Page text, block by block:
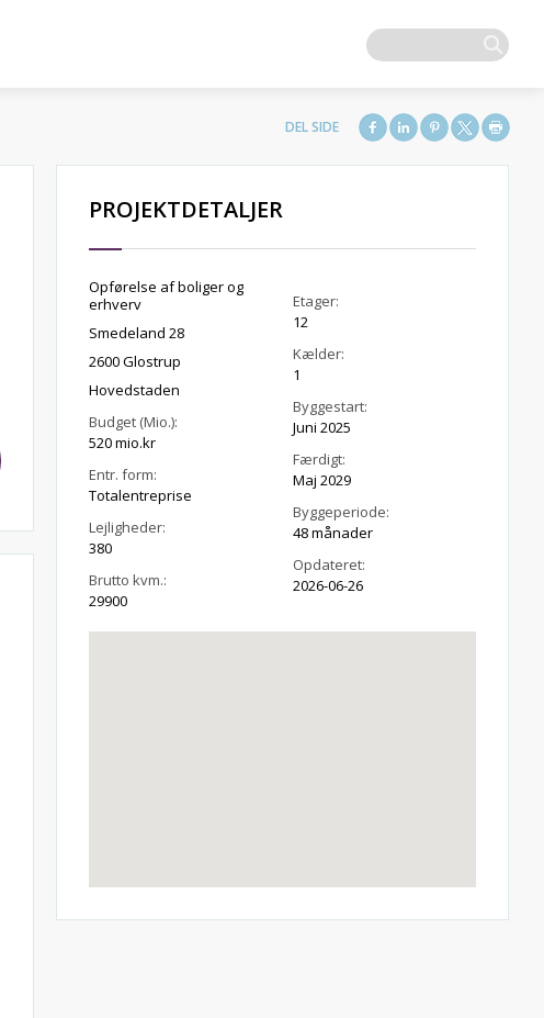
PROJEKTDETALJER
Opførelse af boliger og
erhverv
Smedeland 28
2600 Glostrup
Hovedstaden
Budget (Mio.):
520 mio.kr
Entr. form:
Totalentreprise
Lejligheder:
380
Brutto kvm.:
29900
Etager:
12
Kælder:
1
Byggestart:
Juni 2025
Færdigt:
Maj 2029
Byggeperiode:
48 månader
Opdateret:
2026-06-26